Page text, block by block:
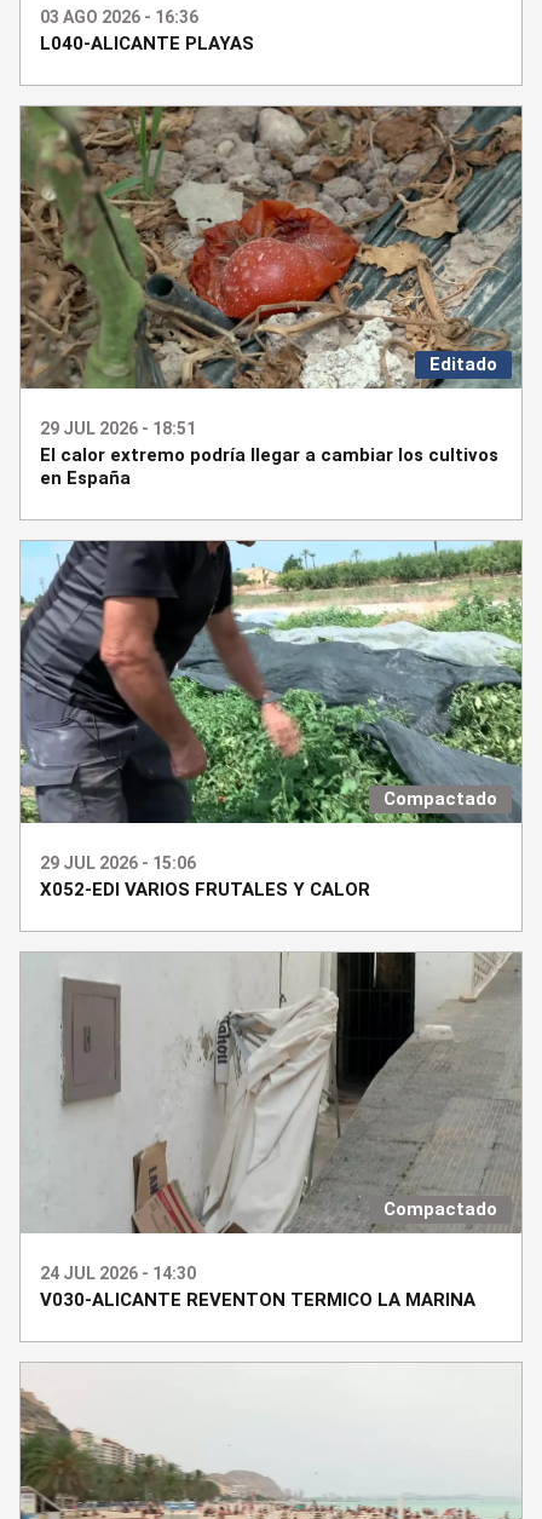
03 AGO 2026 - 16:36
L040-ALICANTE PLAYAS
Editado
29 JUL 2026 - 18:51
El calor extremo podría llegar a cambiar los cultivos
en España
Compactado
29 JUL 2026 - 15:06
X052-EDI VARIOS FRUTALES Y CALOR
Compactado
24 JUL 2026 - 14:30
V030-ALICANTE REVENTON TERMICO LA MARINA